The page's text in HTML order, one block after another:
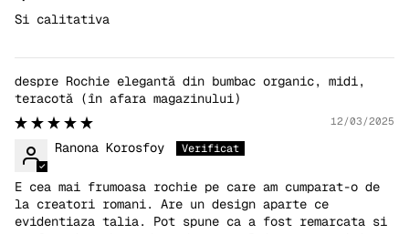
Si calitativa
Rochie elegantă din bumbac organic, midi,
teracotă
12/03/2025
Ranona Korosfoy
E cea mai frumoasa rochie pe care am cumparat-o de
la creatori romani. Are un design aparte ce
evidentiaza talia. Pot spune ca a fost remarcata si